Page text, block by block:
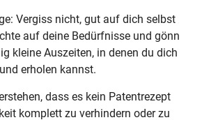
Vergiss nicht, gut auf dich selbst
auf deine Bedürfnisse und gönn
kleine Auszeiten, in denen du dich
erholen kannst.
dass es kein Patentrezept
komplett zu verhindern oder zu